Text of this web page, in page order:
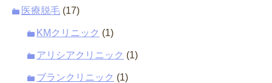
医療脱毛 (17)
KMクリニック (1)
アリシアクリニック (1)
ブランクリニック (1)